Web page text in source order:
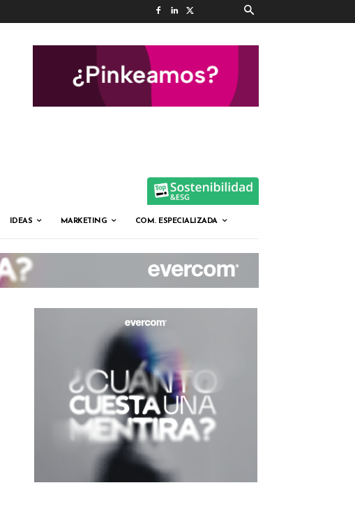
IDEAS MARKETING COM. ESPECIALIZADA